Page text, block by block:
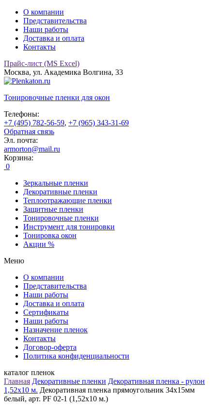
О компании
Представительства
Наши работы
Доставка и оплата
Контакты
Прайс-лист (MS Excel)
Москва, ул. Академика Волгина, 33
Тонировочные пленки для окон
Телефоны:
+7 (495) 782-56-59, +7 (965) 343-31-69
Обратная связь
Эл. почта:
armorton@mail.ru
Корзина:
0
Зеркальные пленки
Декоративные пленки
Теплоотражающие пленки
Защитные пленки
Тонировочные пленки
Инструмент для тонировки
Тонировка окон
Акции %
Меню
О компании
Представительства
Наши работы
Доставка и оплата
Сертификаты
Наши работы
Назначение пленок
Контакты
Договор-оферта
Политика конфиденциальности
каталог пленок
Главная Декоративные пленки Декоративная пленка - рулон
1,52х10 м. Декоративная пленка прямоугольник 34х15мм
белый, арт. PF 02-1 (1,52х10 м.)